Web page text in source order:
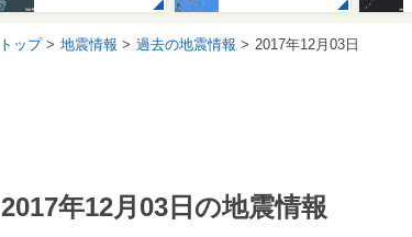
トップ 地震情報 過去の地震情報 2017年12月03日
2017年12月03日の地震情報